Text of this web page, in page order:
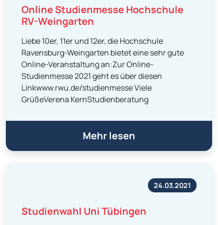
Online Studienmesse Hochschule
RV-Weingarten
Liebe 10er, 11er und 12er, die Hochschule
Ravensburg-Weingarten bietet eine sehr gute
Online-Veranstaltung an:Zur Online-
Studienmesse 2021 geht es über diesen
Linkwww.rwu.de/studienmesse Viele
GrüßeVerena KernStudienberatung
Mehr lesen
24.03.2021
Studienwahl Uni Tübingen